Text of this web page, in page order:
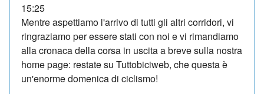
15:25
Mentre aspettiamo l'arrivo di tutti gli altri corridori, vi
ringraziamo per essere stati con noi e vi rimandiamo
alla cronaca della corsa in uscita a breve sulla nostra
home page: restate su Tuttobiciweb, che questa è
un'enorme domenica di ciclismo!